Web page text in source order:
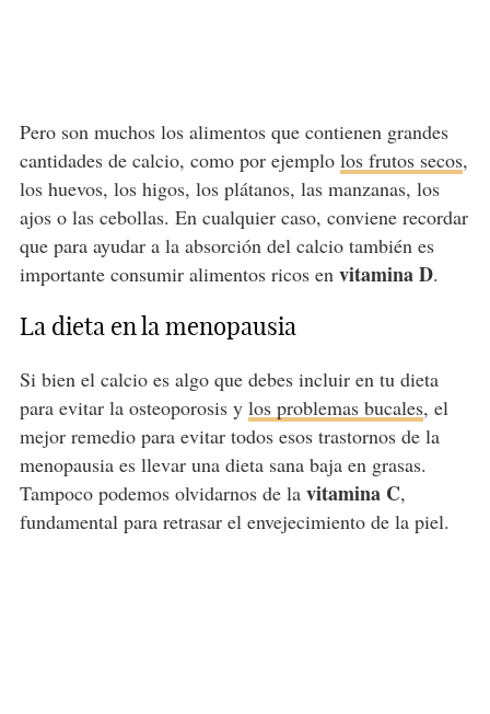
Pero son muchos los alimentos que contienen grandes
cantidades de calcio, como por ejemplo los frutos secos,
los huevos, los higos, los plátanos, las manzanas, los
ajos o las cebollas. En cualquier caso, conviene recordar
que para ayudar a la absorción del calcio también es
importante consumir alimentos ricos en vitamina D.
La dieta en la menopausia
Si bien el calcio es algo que debes incluir en tu dieta
para evitar la osteoporosis y los problemas bucales, el
mejor remedio para evitar todos esos trastornos de la
menopausia es llevar una dieta sana baja en grasas.
Tampoco podemos olvidarnos de la vitamina C,
fundamental para retrasar el envejecimiento de la piel.